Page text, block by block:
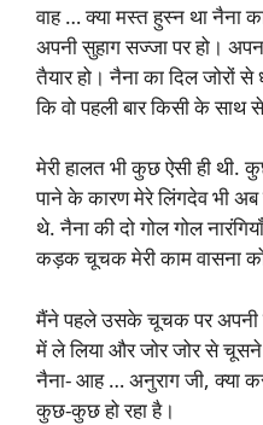
वाह … क्या मस्त हुस्न था नैना
अपनी सुहाग सज्जा पर हो।
तैयार हो। नैना का दिल जोरों
कि वो पहली बार किसी के साथ
मेरी हालत भी कुछ ऐसी ही थी.
पाने के कारण मेरे लिंगदेव भी
थे. नैना की दो गोल गोल
कड़क चूचक मेरी काम वासना
मैंने पहले उसके चूचक पर अपनी
में ले लिया और जोर जोर से
नैना- आह … अनुराग जी, क्या
कुछ-कुछ हो रहा है।